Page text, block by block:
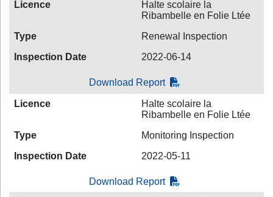
Licence
Halte scolaire la
Ribambelle en Folie Ltée
Type
Renewal Inspection
Inspection Date
2022-06-14
Download Report
Licence
Halte scolaire la
Ribambelle en Folie Ltée
Type
Monitoring Inspection
Inspection Date
2022-05-11
Download Report